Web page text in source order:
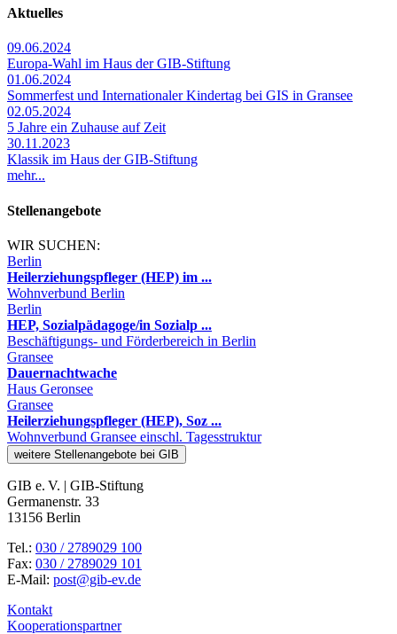
Aktuelles
09.06.2024
Europa-Wahl im Haus der GIB-Stiftung
01.06.2024
Sommerfest und Internationaler Kindertag bei GIS in Gransee
02.05.2024
5 Jahre ein Zuhause auf Zeit
30.11.2023
Klassik im Haus der GIB-Stiftung
mehr...
Stellenangebote
WIR SUCHEN:
Berlin
Heilerziehungspfleger (HEP) im ...
Wohnverbund Berlin
Berlin
HEP, Sozialpädagoge/in Sozialp ...
Beschäftigungs- und Förderbereich in Berlin
Gransee
Dauernachtwache
Haus Geronsee
Gransee
Heilerziehungspfleger (HEP), Soz ...
Wohnverbund Gransee einschl. Tagesstruktur
weitere Stellenangebote bei GIB
GIB e. V. | GIB-Stiftung
Germanenstr. 33
13156 Berlin
Tel.: 030 / 2789029 100
Fax: 030 / 2789029 101
E-Mail: post@gib-ev.de
Kontakt
Kooperationspartner